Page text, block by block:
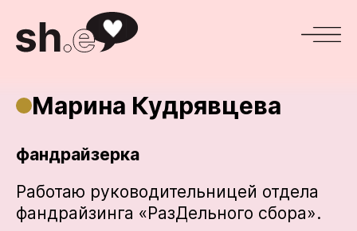
Марина Кудрявцева
фандрайзерка
Работаю руководительницей отдела
фандрайзинга «РазДельного сбора».